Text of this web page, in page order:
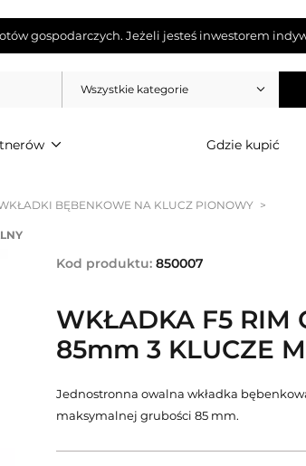
gospodarczych. Jeżeli jesteś inwestorem
Wszystkie kategorie
Gdzie kupić
BĘBENKOWE NA KLUCZ PIONOWY >
Kod produktu: 850007
WKŁADKA F5 RIM
85mm 3 KLUCZE
Jednostronna owalna wkładka
maksymalnej grubości 85 mm.